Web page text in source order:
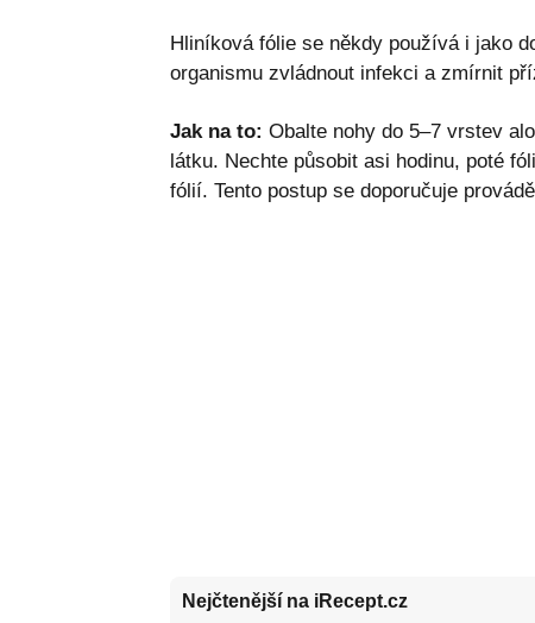
Hliníková fólie se někdy používá i jako
organismu zvládnout infekci a zmírnit
Jak na to: Obalte nohy do 5–7 vrstev
látku. Nechte působit asi hodinu, poté
fólií. Tento postup se doporučuje
Nejčtenější na iRecept.cz